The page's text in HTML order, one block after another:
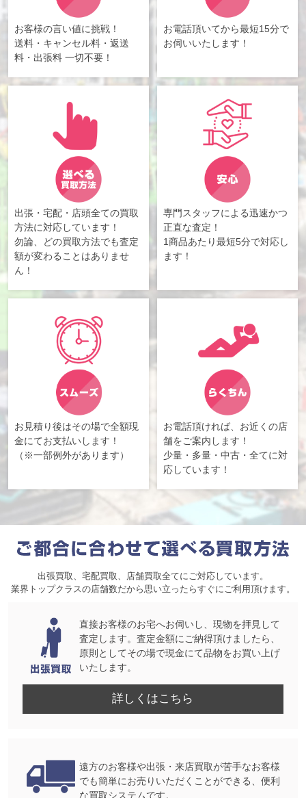
お客様の言い値に挑戦！
送料・キャンセル料・返送
料・出張料 一切不要！
お電話頂いてから最短15分で
お伺いいたします！
出張・宅配・店頭全ての買取
方法に対応しています！
勿論、どの買取方法でも査定
額が変わることはありませ
ん！
専門スタッフによる迅速かつ
正直な査定！
1商品あたり最短5分で対応し
ます！
お見積り後はその場で全額現
金にてお支払いします！
（※一部例外があります）
お電話頂ければ、お近くの店
舗をご案内します！
少量・多量・中古・全てに対
応しています！
出張買取、宅配買取、店舗買取全てにご対応しています。
業界トップクラスの店舗数だから思い立ったらすぐにご利用頂けます。
直接お客様のお宅へお伺いし、現物を拝見して
査定します。査定金額にご納得頂けましたら、
原則としてその場で現金にて品物をお買い上げ
いたします。
詳しくはこちら
遠方のお客様や出張・来店買取が苦手なお客様
でも簡単にお売りいただくことができる、便利
な買取システムです。